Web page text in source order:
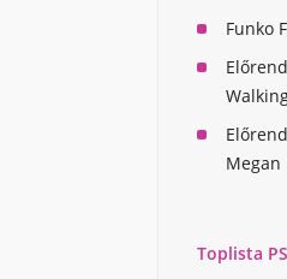
Funko
Megan
Toplista